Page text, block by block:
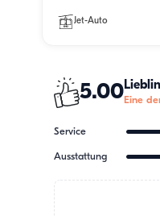
Jet-Auto
5.00Eine
Service
Ausstattung